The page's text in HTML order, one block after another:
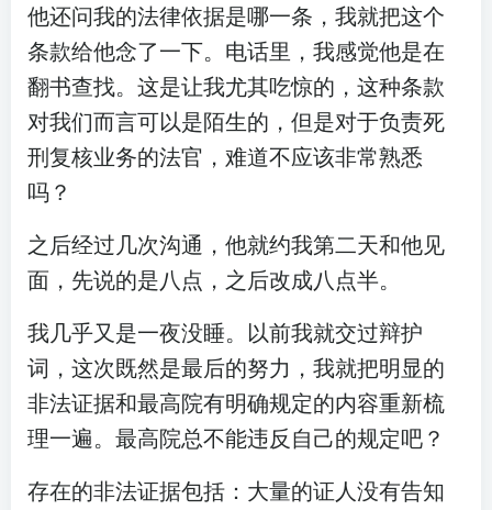
他还问我的法律依据是哪一条，我就把这个
条款给他念了一下。电话里，我感觉他是在
翻书查找。这是让我尤其吃惊的，这种条款
对我们而言可以是陌生的，但是对于负责死
刑复核业务的法官，难道不应该非常熟悉
吗？
之后经过几次沟通，他就约我第二天和他见
面，先说的是八点，之后改成八点半。
我几乎又是一夜没睡。以前我就交过辩护
词，这次既然是最后的努力，我就把明显的
非法证据和最高院有明确规定的内容重新梳
理一遍。最高院总不能违反自己的规定吧？
存在的非法证据包括：大量的证人没有告知